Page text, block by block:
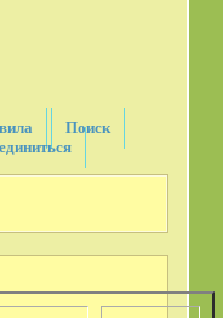
Поиск